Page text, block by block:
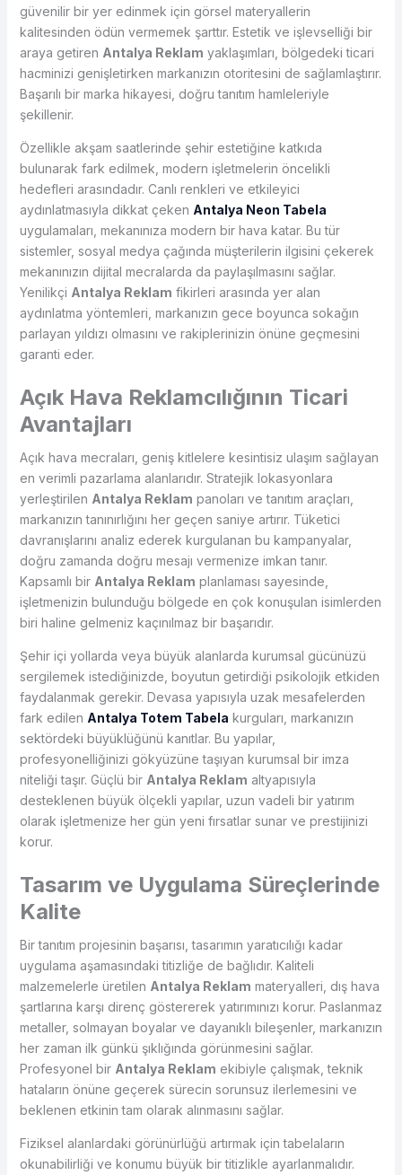
güvenilir bir yer edinmek için görsel materyallerin
kalitesinden ödün vermemek şarttır. Estetik ve işlevselliği bir
araya getiren Antalya Reklam yaklaşımları, bölgedeki ticari
hacminizi genişletirken markanızın otoritesini de sağlamlaştırır.
Başarılı bir marka hikayesi, doğru tanıtım hamleleriyle
şekillenir.
Özellikle akşam saatlerinde şehir estetiğine katkıda
bulunarak fark edilmek, modern işletmelerin öncelikli
hedefleri arasındadır. Canlı renkleri ve etkileyici
aydınlatmasıyla dikkat çeken Antalya Neon Tabela
uygulamaları, mekanınıza modern bir hava katar. Bu tür
sistemler, sosyal medya çağında müşterilerin ilgisini çekerek
mekanınızın dijital mecralarda da paylaşılmasını sağlar.
Yenilikçi Antalya Reklam fikirleri arasında yer alan
aydınlatma yöntemleri, markanızın gece boyunca sokağın
parlayan yıldızı olmasını ve rakiplerinizin önüne geçmesini
garanti eder.
Açık Hava Reklamcılığının Ticari
Avantajları
Açık hava mecraları, geniş kitlelere kesintisiz ulaşım sağlayan
en verimli pazarlama alanlarıdır. Stratejik lokasyonlara
yerleştirilen Antalya Reklam panoları ve tanıtım araçları,
markanızın tanınırlığını her geçen saniye artırır. Tüketici
davranışlarını analiz ederek kurgulanan bu kampanyalar,
doğru zamanda doğru mesajı vermenize imkan tanır.
Kapsamlı bir Antalya Reklam planlaması sayesinde,
işletmenizin bulunduğu bölgede en çok konuşulan isimlerden
biri haline gelmeniz kaçınılmaz bir başarıdır.
Şehir içi yollarda veya büyük alanlarda kurumsal gücünüzü
sergilemek istediğinizde, boyutun getirdiği psikolojik etkiden
faydalanmak gerekir. Devasa yapısıyla uzak mesafelerden
fark edilen Antalya Totem Tabela kurguları, markanızın
sektördeki büyüklüğünü kanıtlar. Bu yapılar,
profesyonelliğinizi gökyüzüne taşıyan kurumsal bir imza
niteliği taşır. Güçlü bir Antalya Reklam altyapısıyla
desteklenen büyük ölçekli yapılar, uzun vadeli bir yatırım
olarak işletmenize her gün yeni fırsatlar sunar ve prestijinizi
korur.
Tasarım ve Uygulama Süreçlerinde
Kalite
Bir tanıtım projesinin başarısı, tasarımın yaratıcılığı kadar
uygulama aşamasındaki titizliğe de bağlıdır. Kaliteli
malzemelerle üretilen Antalya Reklam materyalleri, dış hava
şartlarına karşı direnç göstererek yatırımınızı korur. Paslanmaz
metaller, solmayan boyalar ve dayanıklı bileşenler, markanızın
her zaman ilk günkü şıklığında görünmesini sağlar.
Profesyonel bir Antalya Reklam ekibiyle çalışmak, teknik
hataların önüne geçerek sürecin sorunsuz ilerlemesini ve
beklenen etkinin tam olarak alınmasını sağlar.
Fiziksel alanlardaki görünürlüğü artırmak için tabelaların
okunabilirliği ve konumu büyük bir titizlikle ayarlanmalıdır.